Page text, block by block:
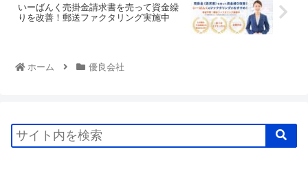
いーばんく売掛金請求書を売って資金繰
りを改善！郵送ファクタリング実施中
ホーム 優良会社